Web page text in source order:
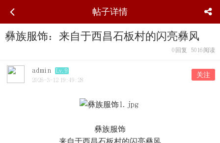
帖子详情
彝族服饰：来自于西昌石板村的闪亮彝风
0 回复 5016 阅读
admin
Lv.9
2026-3-12 19:49:28
关注
彝族服饰
来自于西昌石板村的闪亮彝风